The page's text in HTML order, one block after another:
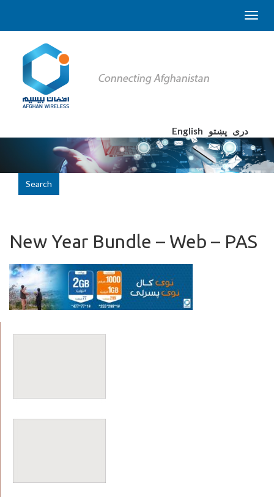
English دری پښتو
Search
New Year Bundle – Web – PAS